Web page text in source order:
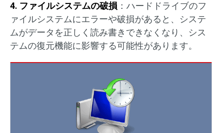
4. ファイルシステムの破損 ：ハードドライブのフ
ァイルシステムにエラーや破損があると、システ
ムがデータを正しく読み書きできなくなり、シス
テムの復元機能に影響する可能性があります。